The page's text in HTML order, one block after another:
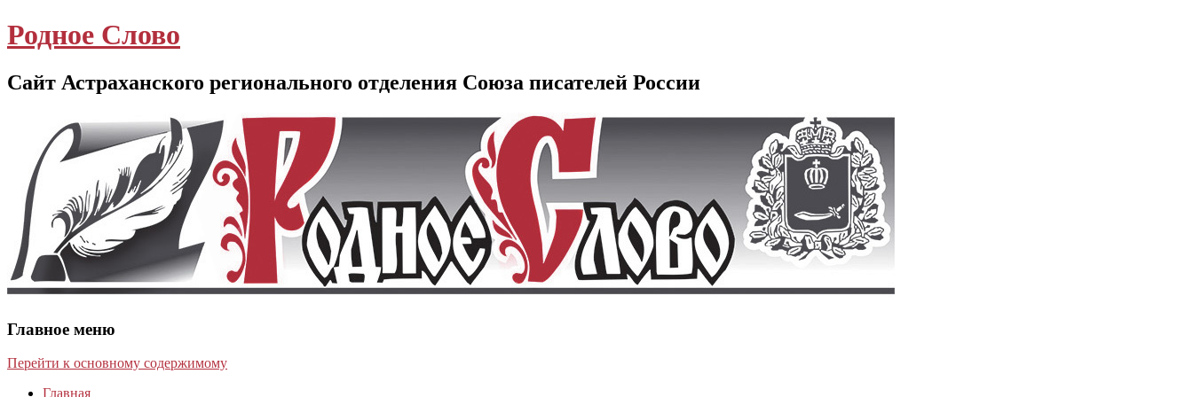
Родное Слово
Сайт Астраханского регионального отделения Союза писателей России
Главное меню
Перейти к основному содержимому
Главная